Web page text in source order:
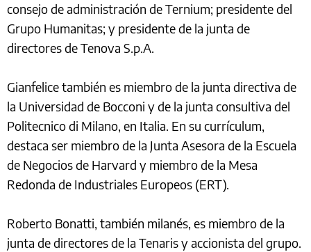
consejo de administración de Ternium; presidente del
Grupo Humanitas; y presidente de la junta de
directores de Tenova S.p.A.
Gianfelice también es miembro de la junta directiva de
la Universidad de Bocconi y de la junta consultiva del
Politecnico di Milano, en Italia. En su currículum,
destaca ser miembro de la Junta Asesora de la Escuela
de Negocios de Harvard y miembro de la Mesa
Redonda de Industriales Europeos (ERT).
Roberto Bonatti, también milanés, es miembro de la
junta de directores de la Tenaris y accionista del grupo.